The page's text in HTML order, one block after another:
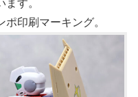
す。
印刷マーキング。